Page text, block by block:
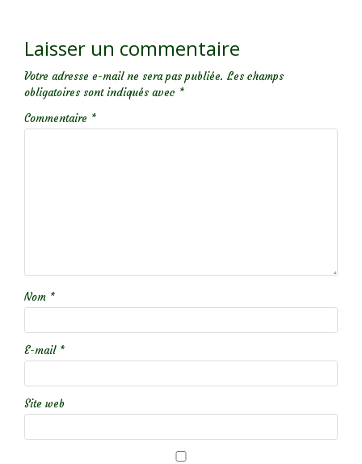
Laisser un commentaire
Votre adresse e-mail ne sera pas publiée. Les champs
obligatoires sont indiqués avec *
Commentaire *
Nom *
E-mail *
Site web